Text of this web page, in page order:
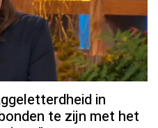
in
te zijn met het